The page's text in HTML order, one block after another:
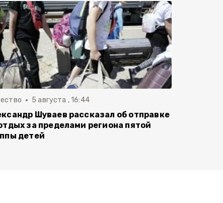
5 августа , 16:44
Шуваев рассказал об отправке
за пределами региона пятой
детей